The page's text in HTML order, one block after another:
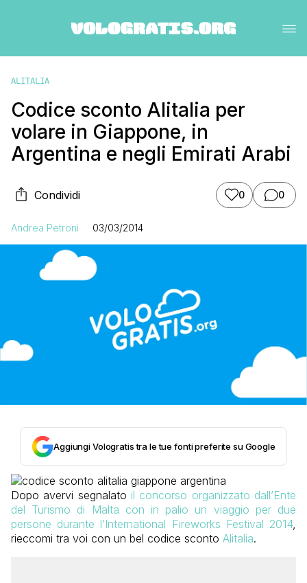
ALITALIA
Codice sconto Alitalia per
volare in Giappone, in
Argentina e negli Emirati Arabi
Condividi 0 0
Andrea Petroni 03/03/2014
Aggiungi Vologratis tra le tue fonti preferite su Google
Dopo avervi segnalato il concorso organizzato dall’Ente
del Turismo di Malta con in palio un viaggio per due
persone durante l’International Fireworks Festival 2014,
rieccomi tra voi con un bel codice sconto Alitalia.